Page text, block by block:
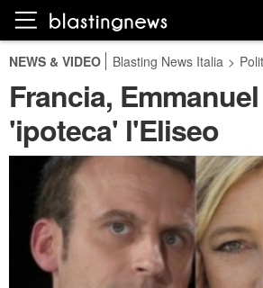
NEWS & VIDEO Blasting News Italia >
Francia,
'ipoteca' l'Eliseo